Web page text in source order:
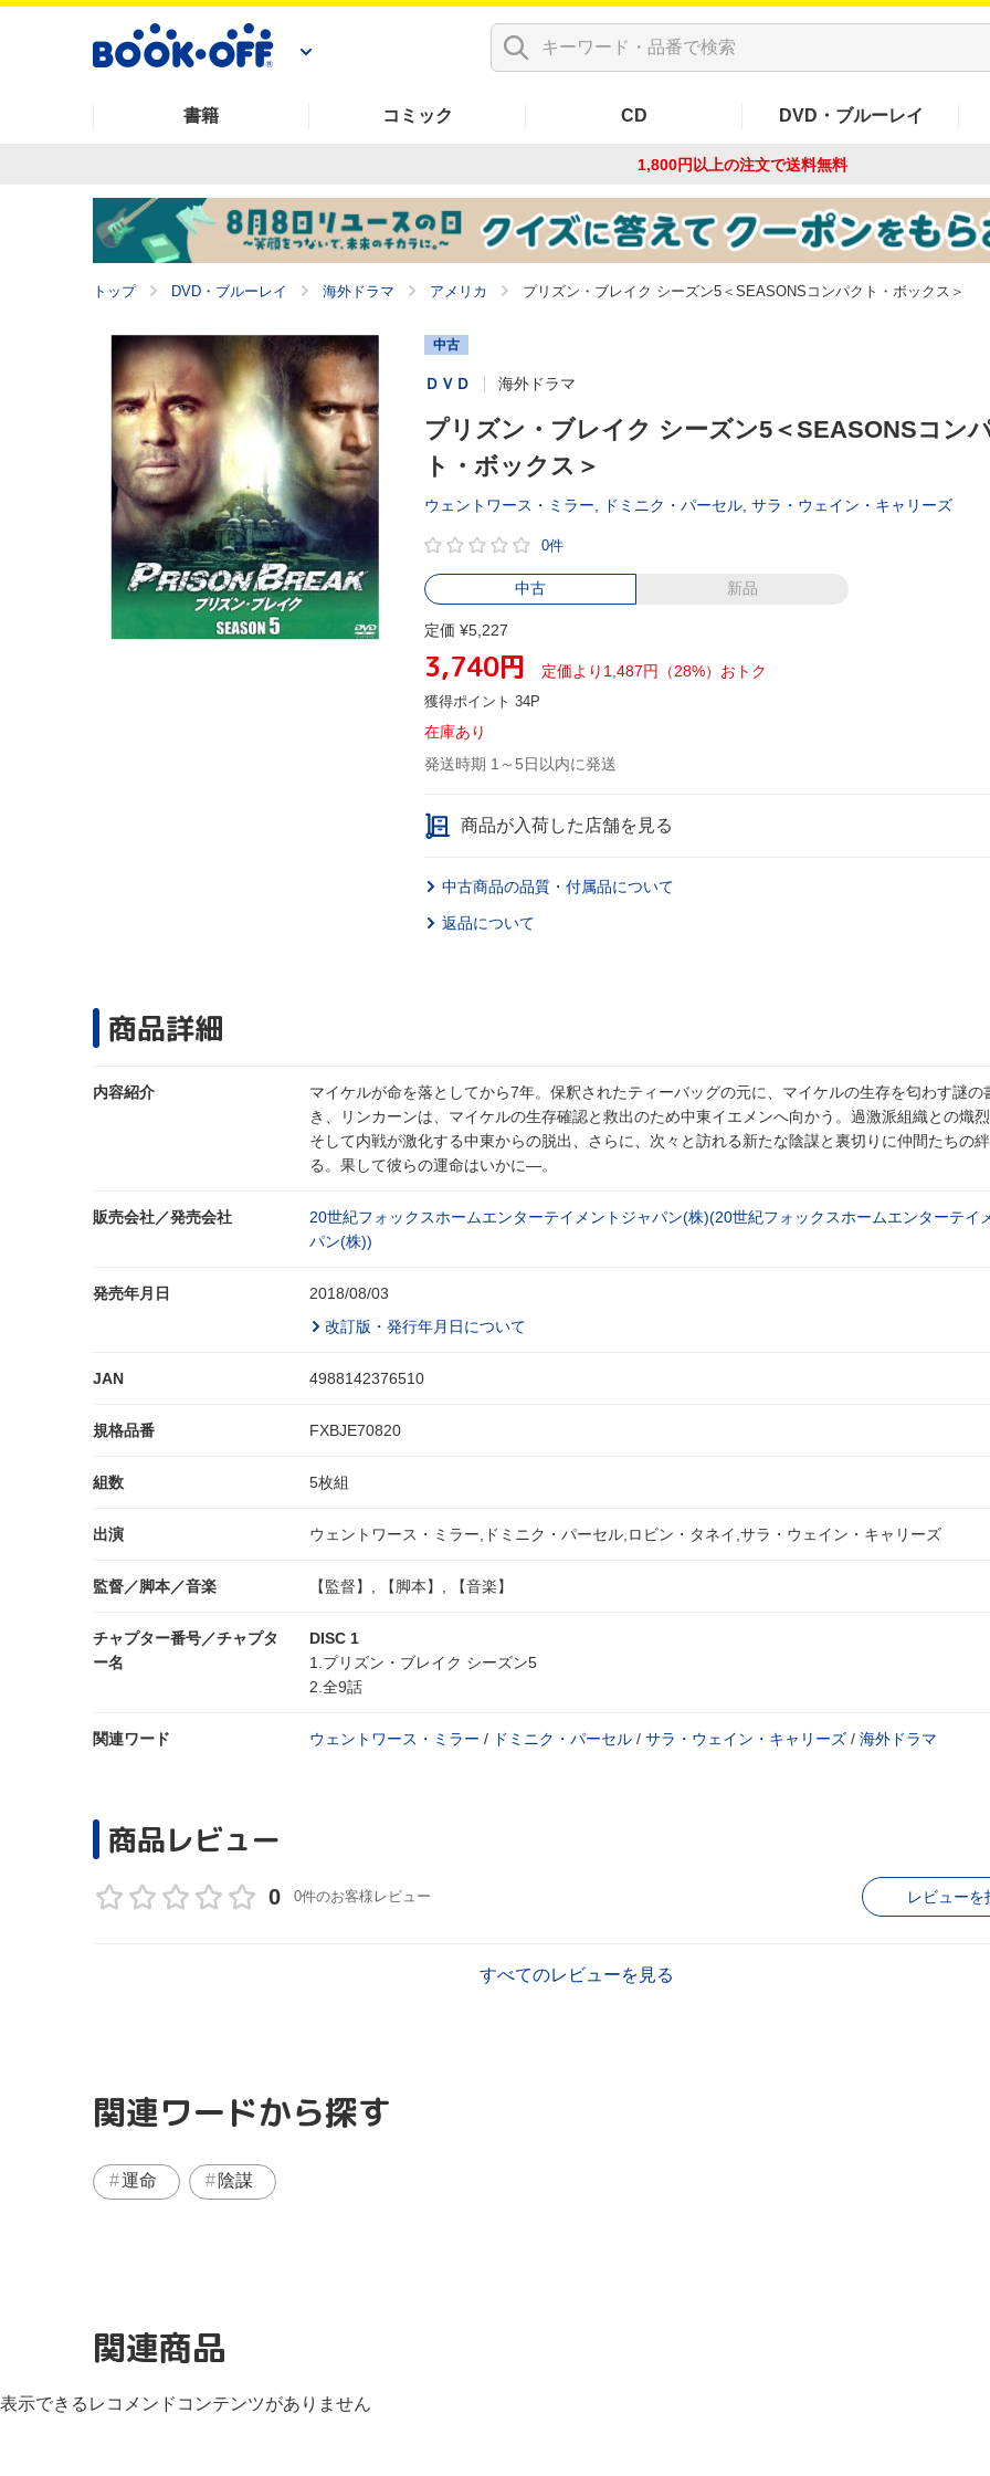
書籍 コミック CD DVD・ブルーレイ
1,800円以上の注文で送料無料
トップ DVD・ブルーレイ 海外ドラマ アメリカ プリズン・ブレイク シーズン5＜SEASONSコンパクト・ボックス＞
中古
ＤＶＤ 海外ドラマ
プリズン・ブレイク シーズン5＜SEASONSコン
ト・ボックス＞
ウェントワース・ミラー ドミニク・パーセル, サラ・ウェイン・キャリーズ
0件
中古 新品
定価 ¥5,227
3,740円 定価より1,487円（28%）おトク
獲得ポイント 34P
在庫あり
発送時期 1～5日以内に発送
商品が入荷した店舗を見る
中古商品の品質・付属品について
返品について
商品詳細
内容紹介
マイケルが命を落としてから7年。保釈されたティーバッグの元に、マイケルの生存を匂わす謎の
き、リンカーンは、マイケルの生存確認と救出のため中東イエメンへ向かう。過激派組織との熾
そして内戦が激化する中東からの脱出、さらに、次々と訪れる新たな陰謀と裏切りに仲間たちの
る。果して彼らの運命はいかに―。
販売会社／発売会社
20世紀フォックスホームエンターテイメントジャパン(株)(20世紀フォックスホームエンターテイ
パン(株))
発売年月日
2018/08/03
改訂版・発行年月日について
JAN 4988142376510
規格品番 FXBJE70820
組数 5枚組
出演 ウェントワース・ミラー,ドミニク・パーセル,ロビン・タネイ,サラ・ウェイン・キャリーズ
監督／脚本／音楽 【監督】, 【脚本】, 【音楽】
チャプター番号／チャプタ
ー名
DISC 1
1.プリズン・ブレイク シーズン5
2.全9話
関連ワード ウェントワース・ミラー / ドミニク・パーセル / サラ・ウェイン・キャリーズ / 海外ドラマ
商品レビュー
0 0件のお客様レビュー レビューを
すべてのレビューを見る
関連ワードから探す
運命 陰謀
関連商品
表示できるレコメンドコンテンツがありません